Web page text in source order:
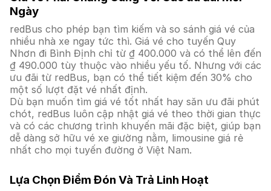
Ngày
redBus cho phép bạn tìm kiếm và so sánh giá vé của
nhiều nhà xe ngay tức thì. Giá vé cho tuyến Quy
Nhơn đi Bình Định chỉ từ ₫ 400.000 và có thể lên đến
₫ 490.000 tùy thuộc vào nhiều yếu tố. Nhưng với các
ưu đãi từ redBus, bạn có thể tiết kiệm đến 30% cho
một số lượt đặt vé nhất định.
Dù bạn muốn tìm giá vé tốt nhất hay săn ưu đãi phút
chót, redBus luôn cập nhật giá vé theo thời gian thực
và có các chương trình khuyến mãi đặc biệt, giúp bạn
dễ dàng sở hữu vé xe giường nằm, limousine giá rẻ
nhất cho mọi tuyến đường ở Việt Nam.
Lựa Chọn Điểm Đón Và Trả Linh Hoạt